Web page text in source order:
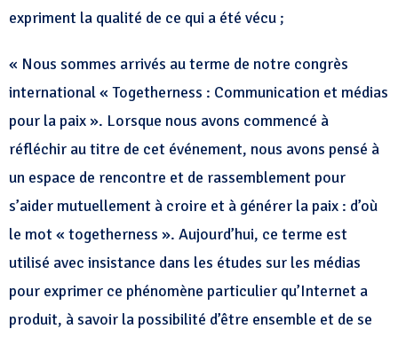
expriment la qualité de ce qui a été vécu ;
« Nous sommes arrivés au terme de notre congrès
international « Togetherness : Communication et médias
pour la paix ». Lorsque nous avons commencé à
réfléchir au titre de cet événement, nous avons pensé à
un espace de rencontre et de rassemblement pour
s’aider mutuellement à croire et à générer la paix : d’où
le mot « togetherness ». Aujourd’hui, ce terme est
utilisé avec insistance dans les études sur les médias
pour exprimer ce phénomène particulier qu’Internet a
produit, à savoir la possibilité d’être ensemble et de se